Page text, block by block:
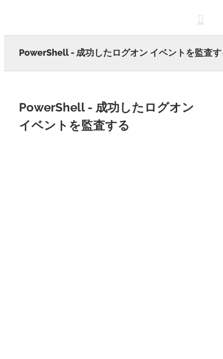
PowerShell - 成功したログオン イベントを監査
PowerShell - 成功したログオン
イベントを監査する